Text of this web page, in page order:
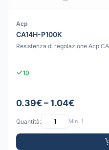
Acp
CA14H-P100K
Resistenza di regolazione Acp
10
0.39€ – 1.04€
Quantità: Min: 1